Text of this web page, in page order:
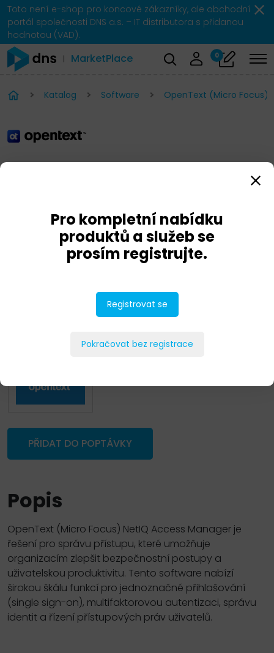
Toto není e-shop pro koncové zákazníky, ale obchodní
portál společnosti DNS a.s. – IT distributora s přidanou
hodnotou (VAD).
MarketPlace 0
Katalog Software OpenText (Micro Focus)
NetIQ Access Manager
PŘIDAT DO POPTÁVKY
Popis
OpenText (Micro Focus) NetIQ Access Manager je
řešení pro správu přístupu, které umožňuje
organizacím zlepšit bezpečnostní postupy a
uživatelskou produktivitu. Tento software nabízí
širokou škálu funkcí pro jednoznačné přihlašování
(single sign-on), multifaktorovou autentizaci, správu
identit a řízení přístupových práv uživatelů.
Pro kompletní nabídku
produktů a služeb se
prosím registrujte.
Registrovat se
Pokračovat bez registrace